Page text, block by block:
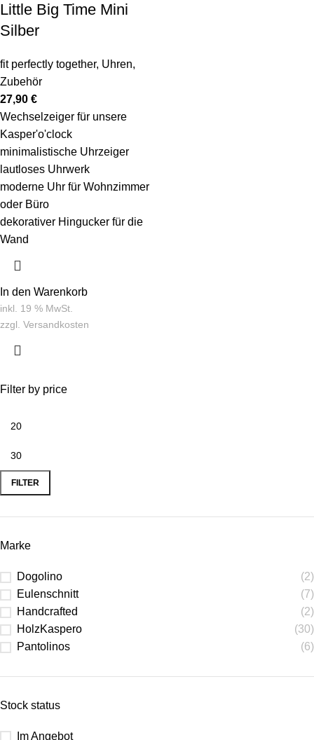
Filter by price
FILTER
Marke
Dogolino
(2)
Eulenschnitt
(7)
Handcrafted
(2)
HolzKaspero
(30)
Pantolinos
(6)
Stock status
Im Angebot
Little Big Time Mini
Silber
fit perfectly together, Uhren,
Zubehör
27,90 €
Wechselzeiger für unsere
Kasper'o'clock
minimalistische Uhrzeiger
lautloses Uhrwerk
moderne Uhr für Wohnzimmer
oder Büro
dekorativer Hingucker für die
Wand
In den Warenkorb
inkl. 19 % MwSt.
zzgl. Versandkosten